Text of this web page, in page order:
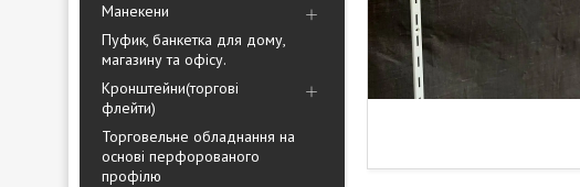
Манекени
Пуфик, банкетка для дому,
магазину та офісу.
Кронштейни(торгові
флейти)
Торговельне обладнання на
основі перфорованого
профілю